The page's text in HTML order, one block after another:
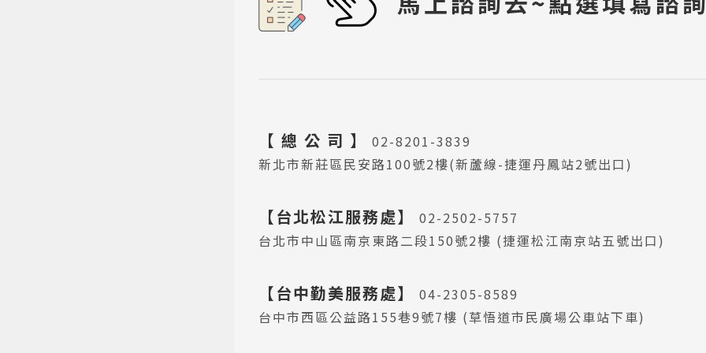
【 總 公 司 】
02-8201-3839
新北市新莊區民安路100號2樓(新蘆線-捷運丹鳳站2號出口)
【台北松江服務處】
02-2502-5757
台北市中山區南京東路二段150號2樓 (捷運松江南京站五號出口)
【台中勤美服務處】
04-2305-8589
台中市西區公益路155巷9號7樓 (草悟道市民廣場公車站下車)